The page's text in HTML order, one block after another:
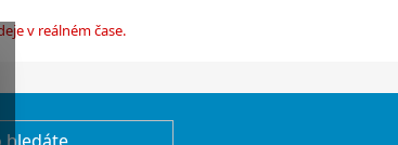
v reálném čase.